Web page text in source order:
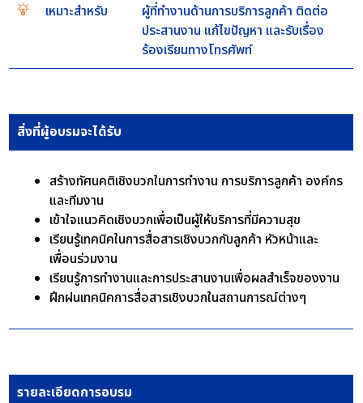
เหมาะสำหรับ
ผู้ที่ทำงานด้านการบริการลูกค้า ติดต่อ
ประสานงาน แก้ไขปัญหา และรับเรื่อง
ร้องเรียนทางโทรศัพท์
สิ่งที่ผู้อบรมจะได้รับ
สร้างทัศนคติเชิงบวกในการทำงาน การบริการลูกค้า องค์กร
และทีมงาน
เข้าใจแนวคิดเชิงบวกเพื่อเป็นผู้ให้บริการที่มีความสุข
เรียนรู้เทคนิคในการสื่อสารเชิงบวกกับลูกค้า หัวหน้าและ
เพื่อนร่วมงาน
เรียนรู้การทำงานและการประสานงานเพื่อผลสำเร็จของงาน
ฝึกฝนเทคนิคการสื่อสารเชิงบวกในสถานการณ์ต่างๆ
รายละเอียดการอบรม